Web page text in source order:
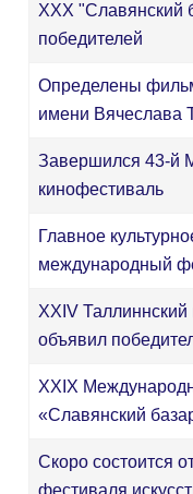
ХХХ "Славянский
победителей
Определены
имени Вячеслава
Завершился 43-й
кинофестиваль
Главное
международный
XXIV
объявил
XXIX
«Славянский
Скоро состоится
фестиваля